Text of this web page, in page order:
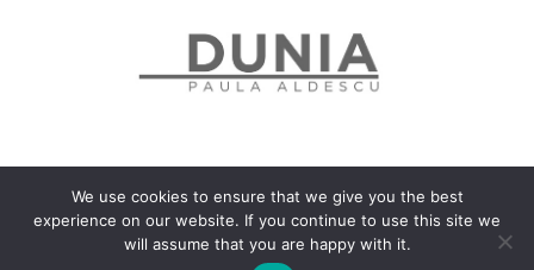
Politica de confidențialitate
Politică privind fișierele cookies
We use cookies to ensure that we give you the best
experience on our website. If you continue to use this site we
will assume that you are happy with it.